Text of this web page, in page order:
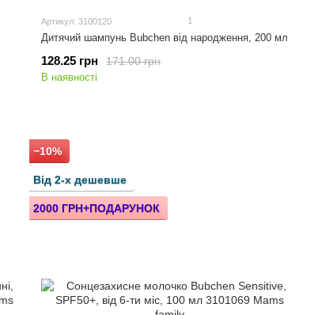
Артикул: 3100120 1
Дитячий шампунь Bubchen від народження, 200 мл
171.00 грн
128.25 грн
В наявності
−10%
Від 2-х дешевше
2000 ГРН+ПОДАРУНОК